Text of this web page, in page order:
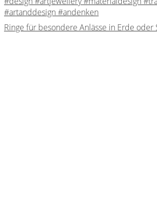
Ringe für besondere Anlässe in Erde oder